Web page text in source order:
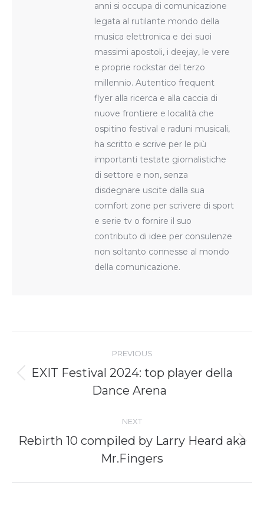
anni si occupa di comunicazione
legata al rutilante mondo della
musica elettronica e dei suoi
massimi apostoli, i deejay, le vere
e proprie rockstar del terzo
millennio. Autentico frequent
flyer alla ricerca e alla caccia di
nuove frontiere e località che
ospitino festival e raduni musicali,
ha scritto e scrive per le più
importanti testate giornalistiche
di settore e non, senza
disdegnare uscite dalla sua
comfort zone per scrivere di sport
e serie tv o fornire il suo
contributo di idee per consulenze
non soltanto connesse al mondo
della comunicazione.
PREVIOUS
Previous
post:
EXIT Festival 2024: top player della
Dance Arena
NEXT
Next
post:
Rebirth 10 compiled by Larry Heard aka
Mr.Fingers